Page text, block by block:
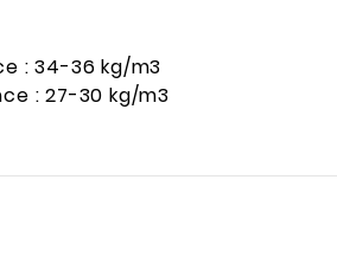
: 34-36 kg/m3
: 27-30 kg/m3